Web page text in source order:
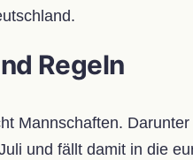
Regeln
Mannschaften.
und fällt damit in die